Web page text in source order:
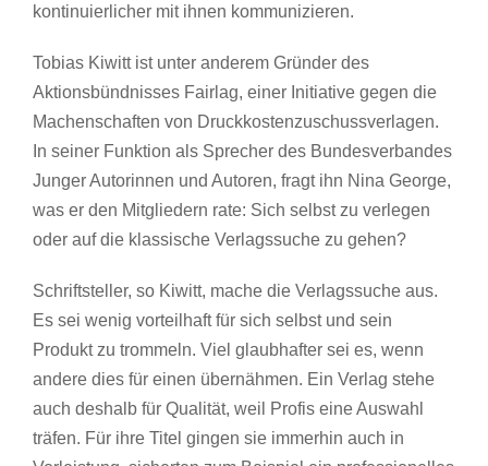
kontinuierlicher mit ihnen kommunizieren.
Tobias Kiwitt ist unter anderem Gründer des
Aktionsbündnisses Fairlag, einer Initiative gegen die
Machenschaften von Druckkostenzuschussverlagen.
In seiner Funktion als Sprecher des Bundesverbandes
Junger Autorinnen und Autoren, fragt ihn Nina George,
was er den Mitgliedern rate: Sich selbst zu verlegen
oder auf die klassische Verlagssuche zu gehen?
Schriftsteller, so Kiwitt, mache die Verlagssuche aus.
Es sei wenig vorteilhaft für sich selbst und sein
Produkt zu trommeln. Viel glaubhafter sei es, wenn
andere dies für einen übernähmen. Ein Verlag stehe
auch deshalb für Qualität, weil Profis eine Auswahl
träfen. Für ihre Titel gingen sie immerhin auch in